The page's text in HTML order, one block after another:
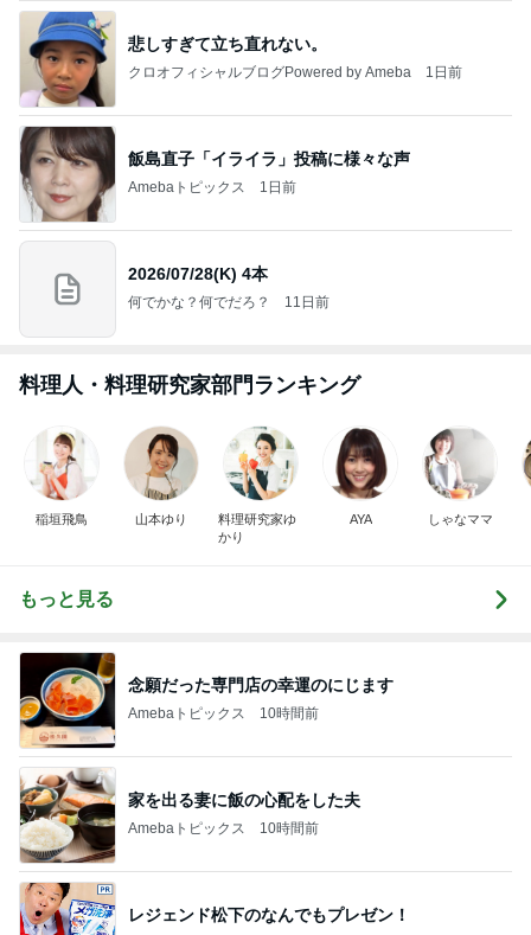
悲しすぎて立ち直れない。
クロオフィシャルブログPowered by Ameba 1日前
飯島直子「イライラ」投稿に様々な声
Amebaトピックス 1日前
2026/07/28(K) 4本
何でかな？何でだろ？ 11日前
料理人・料理研究家部門ランキング
稲垣飛鳥 山本ゆり
料理研究家ゆ
かり
AYA しゃなママ
もっと見る
念願だった専門店の幸運のにじます
Amebaトピックス 10時間前
家を出る妻に飯の心配をした夫
Amebaトピックス 10時間前
レジェンド松下のなんでもプレゼン！